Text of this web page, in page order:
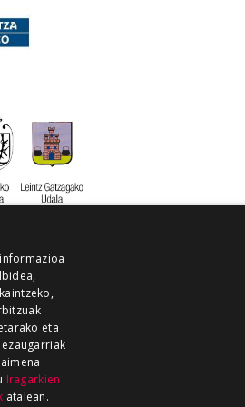
GUKA
eta
Iragarkien
atalean.